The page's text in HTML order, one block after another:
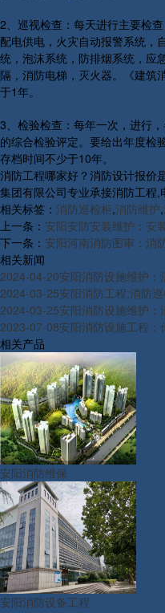
2、巡视检查：每天进行主要检
配电供电，火灾自动报警系统，
统，泡沫系统，防排烟系统，应
隔，消防电梯，灭火器。《建筑
于1年。
3、检验检查：每年一次，进行
的综合检验评定。要给出年度检
存档时间不少于10年。
消防工程哪家好？消防设计报价
集团有限公司专业承接消防工程
相关标签： 消防巡检柜,消防维护,
上一条： 安阳安防安装维护：安
下一条： 安阳河南消防图审：消
相关新闻
2024-04-20安阳消防设施维护：
2024-03-25安阳消防工程:消防
2024-03-25安阳消防设施维护
2023-07-08安阳消防设施工程：
相关产品
安阳消防维保
安阳消防设备工程